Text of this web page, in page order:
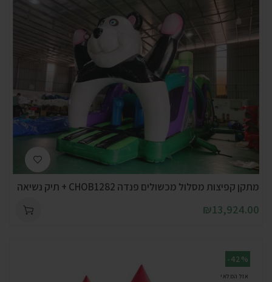
מתקן קפיצות מסלול מכשולים פנדה CHOB1282 + תיק נשיאה
₪13,924.00
-42%
אזל המלאי